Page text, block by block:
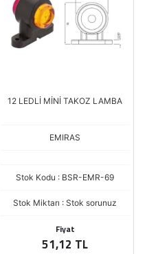
12 LEDLİ MİNİ TAKOZ LAMBA
EMIRAS
Stok Kodu : BSR-EMR-69
Stok Miktarı : Stok sorunuz
Fiyat
51,12 TL